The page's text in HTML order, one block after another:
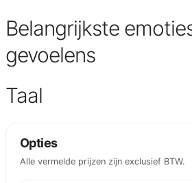
Belangrijkste
gevoelens
Taal
Opties
Alle vermelde prijzen zijn exclusief BTW.